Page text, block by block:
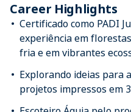
Career Highlights
Certificado como PADI
experiência em
fria e em vibrantes
Explorando ideias para
projetos impressos em